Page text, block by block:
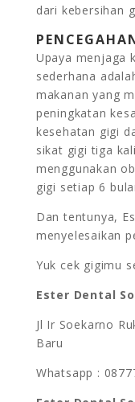
dari kebersihan
Upaya menjaga
sederhana
makanan yang
peningkatan
kesehatan gigi
sikat gigi tiga
menggunakan
gigi setiap 6
Dan tentunya,
menyelesaikan
Yuk cek gigimu
Ester Dental
Jl Ir Soekarno
Baru
Whatsapp :